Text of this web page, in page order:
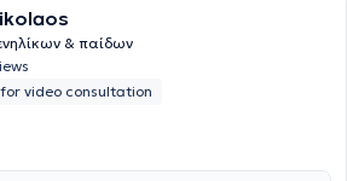
& παίδων
video consultation